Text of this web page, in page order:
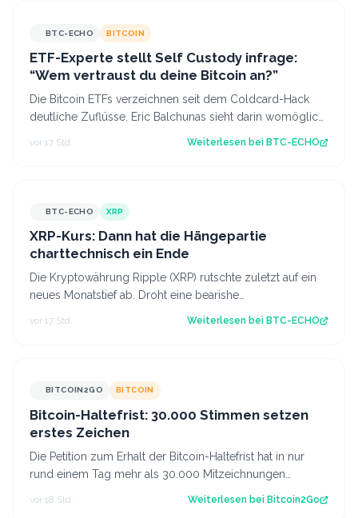
BTC-ECHO BITCOIN
ETF-Experte stellt Self Custody infrage:
“Wem vertraust du deine Bitcoin an?”
Die Bitcoin ETFs verzeichnen seit dem Coldcard-Hack
deutliche Zuflüsse. Eric Balchunas sieht darin womöglich
vor 17 Std. Weiterlesen bei BTC-ECHO
BTC-ECHO XRP
XRP-Kurs: Dann hat die Hängepartie
charttechnisch ein Ende
Die Kryptowährung Ripple (XRP) rutschte zuletzt auf ein
neues Monatstief ab. Droht eine bearishe
Trendfortsetzung oder gelingt der Käufersei…
vor 17 Std. Weiterlesen bei BTC-ECHO
BITCOIN2GO BITCOIN
Bitcoin-Haltefrist: 30.000 Stimmen setzen
erstes Zeichen
Die Petition zum Erhalt der Bitcoin-Haltefrist hat in nur
rund einem Tag mehr als 30.000 Mitzeichnungen
vor 18 Std. Weiterlesen bei Bitcoin2Go